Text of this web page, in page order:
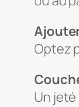
Optez
Un